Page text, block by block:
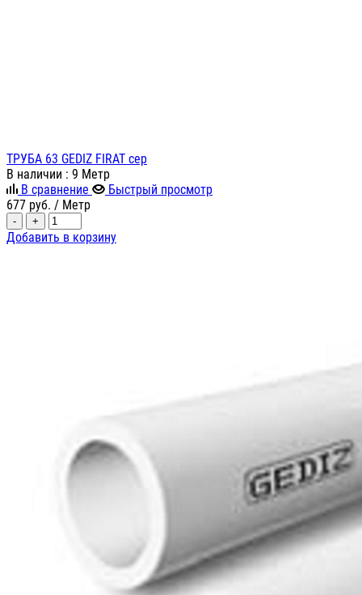
ТРУБА 63 GEDIZ FIRAT сер
В наличии : 9 Метр
В сравнение
Быстрый просмотр
677 руб. / Метр
- +
Добавить в корзину